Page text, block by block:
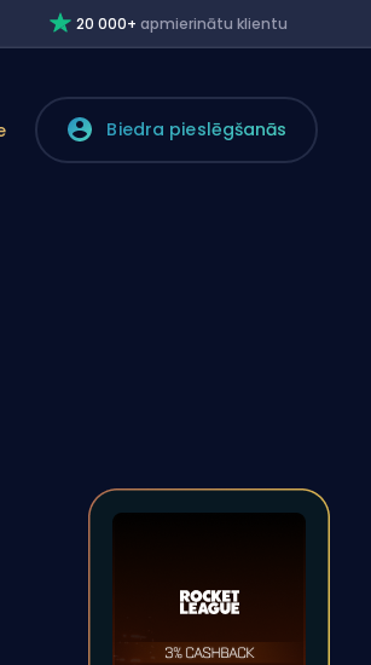
20 000+apmierinātu klientu
Biedra pieslēgšanās